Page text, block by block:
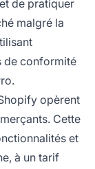
de pratiquer
malgré la
de conformité
opèrent
Cette
et
à un tarif